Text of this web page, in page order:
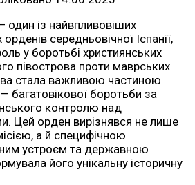
із найвпливовіших
орденів середньовічної Іспанії,
у боротьбі християнських
півострова проти маврських
стала важливою частиною
багатовікової боротьби за
контролю над
Цей орден вирізнявся не лише
а й специфічною
устроєм та державною
його унікальну історичну